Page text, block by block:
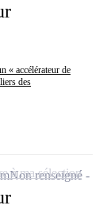
« accélérateur de
des
Non renseigné
à ma sélection